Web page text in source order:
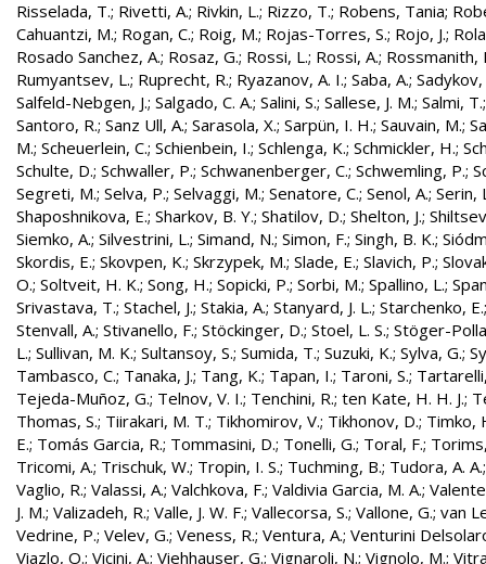
Risselada, T.; Rivetti, A.; Rivkin, L.; Rizzo, T.; Robens, Tania;
Cahuantzi, M.; Rogan, C.; Roig, M.; Rojas-Torres, S.; Rojo, J.;
Rosado Sanchez, A.; Rosaz, G.; Rossi, L.; Rossi, A.; Rossmanith,
Rumyantsev, L.; Ruprecht, R.; Ryazanov, A. I.; Saba, A.; Sadykov,
Salfeld-Nebgen, J.; Salgado, C. A.; Salini, S.; Sallese, J. M.; Salmi, T.
Santoro, R.; Sanz Ull, A.; Sarasola, X.; Sarpün, I. H.; Sauvain, M.;
M.; Scheuerlein, C.; Schienbein, I.; Schlenga, K.; Schmickler, H.;
Schulte, D.; Schwaller, P.; Schwanenberger, C.; Schwemling, P.;
Segreti, M.; Selva, P.; Selvaggi, M.; Senatore, C.; Senol, A.; Serin,
Shaposhnikova, E.; Sharkov, B. Y.; Shatilov, D.; Shelton, J.;
Siemko, A.; Silvestrini, L.; Simand, N.; Simon, F.; Singh, B. K.;
Skordis, E.; Skovpen, K.; Skrzypek, M.; Slade, E.; Slavich, P.;
O.; Soltveit, H. K.; Song, H.; Sopicki, P.; Sorbi, M.; Spallino, L.;
Srivastava, T.; Stachel, J.; Stakia, A.; Stanyard, J. L.; Starchenko, E.
Stenvall, A.; Stivanello, F.; Stöckinger, D.; Stoel, L. S.; Stöger-
L.; Sullivan, M. K.; Sultansoy, S.; Sumida, T.; Suzuki, K.; Sylva, G.;
Tambasco, C.; Tanaka, J.; Tang, K.; Tapan, I.; Taroni, S.;
Tejeda-Muñoz, G.; Telnov, V. I.; Tenchini, R.; ten Kate, H. H. J.;
Thomas, S.; Tiirakari, M. T.; Tikhomirov, V.; Tikhonov, D.; Timko,
E.; Tomás Garcia, R.; Tommasini, D.; Tonelli, G.; Toral, F.;
Tricomi, A.; Trischuk, W.; Tropin, I. S.; Tuchming, B.; Tudora, A. A.
Vaglio, R.; Valassi, A.; Valchkova, F.; Valdivia Garcia, M. A.;
J. M.; Valizadeh, R.; Valle, J. W. F.; Vallecorsa, S.; Vallone, G.; van
Vedrine, P.; Velev, G.; Veness, R.; Ventura, A.; Venturini
Viazlo, O.; Vicini, A.; Viehhauser, G.; Vignaroli, N.; Vignolo, M.;